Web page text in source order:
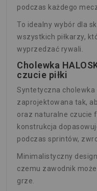
podczas każdego
To idealny wybór dla
wszystkich piłkarzy,
wyprzedzać rywali.
Cholewka
czucie piłki
Syntetyczna cholewka
zaprojektowana tak,
oraz naturalne czucie
konstrukcja
podczas sprintów,
Minimalistyczny
czemu zawodnik
grze.